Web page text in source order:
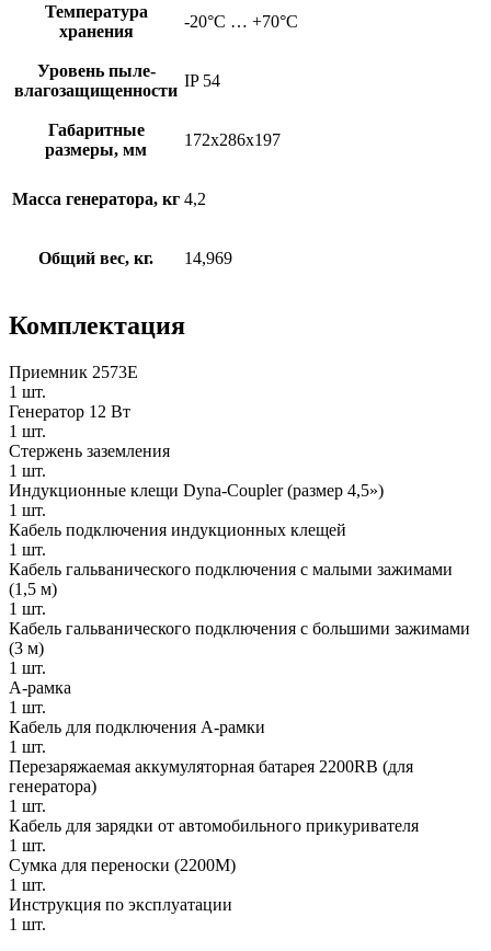
Температура
хранения
-20°C … +70°C
Уровень пыле-
влагозащищенности
IP 54
Габаритные
размеры, мм
172x286x197
Масса генератора, кг 4,2
Общий вес, кг. 14,969
Комплектация
Приемник 2573E
1 шт.
Генератор 12 Вт
1 шт.
Стержень заземления
1 шт.
Индукционные клещи Dyna-Coupler (размер 4,5»)
1 шт.
Кабель подключения индукционных клещей
1 шт.
Кабель гальванического подключения с малыми зажимами
(1,5 м)
1 шт.
Кабель гальванического подключения с большими зажимами
(3 м)
1 шт.
А-рамка
1 шт.
Кабель для подключения А-рамки
1 шт.
Перезаряжаемая аккумуляторная батарея 2200RB (для
генератора)
1 шт.
Кабель для зарядки от автомобильного прикуривателя
1 шт.
Сумка для переноски (2200M)
1 шт.
Инструкция по эксплуатации
1 шт.